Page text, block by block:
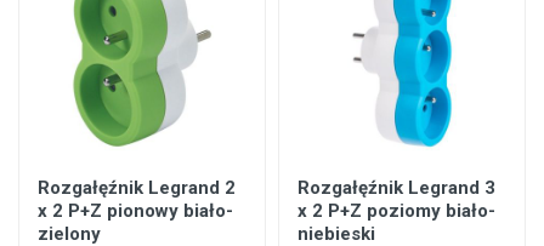
Rozgałęźnik Legrand 2
x 2 P+Z pionowy biało-
zielony
Rozgałęźnik Legrand 3
x 2 P+Z poziomy biało-
niebieski